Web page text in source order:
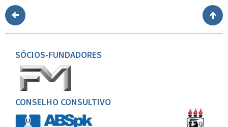
SÓCIOS-FUNDADORES
CONSELHO CONSULTIVO